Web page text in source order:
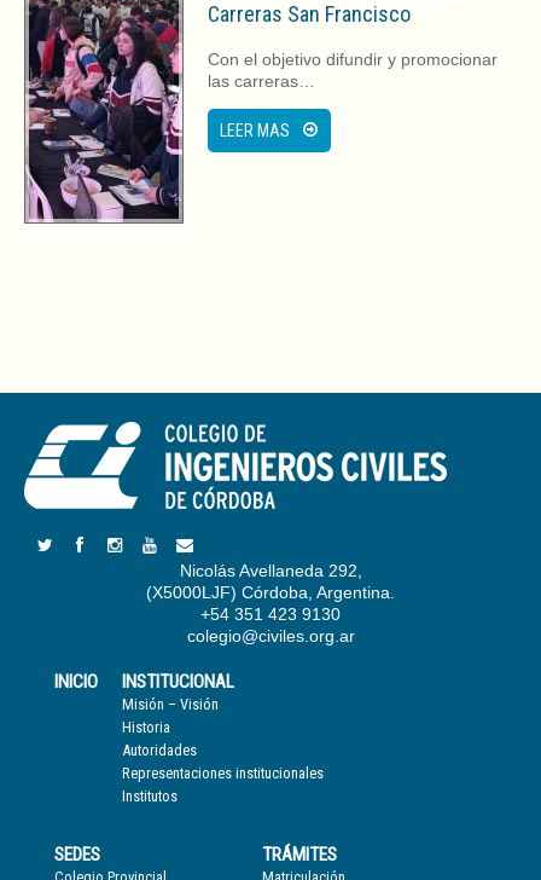
Carreras San Francisco
Con el objetivo difundir y promocionar
las carreras…
LEER MAS
Nicolás Avellaneda 292,
(X5000LJF) Córdoba, Argentina.
+54 351 423 9130
colegio@civiles.org.ar
INICIO INSTITUCIONAL
Misión – Visión
Historia
Autoridades
Representaciones institucionales
Institutos
SEDES TRÁMITES